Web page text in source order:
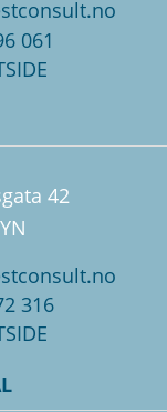
061
42
316